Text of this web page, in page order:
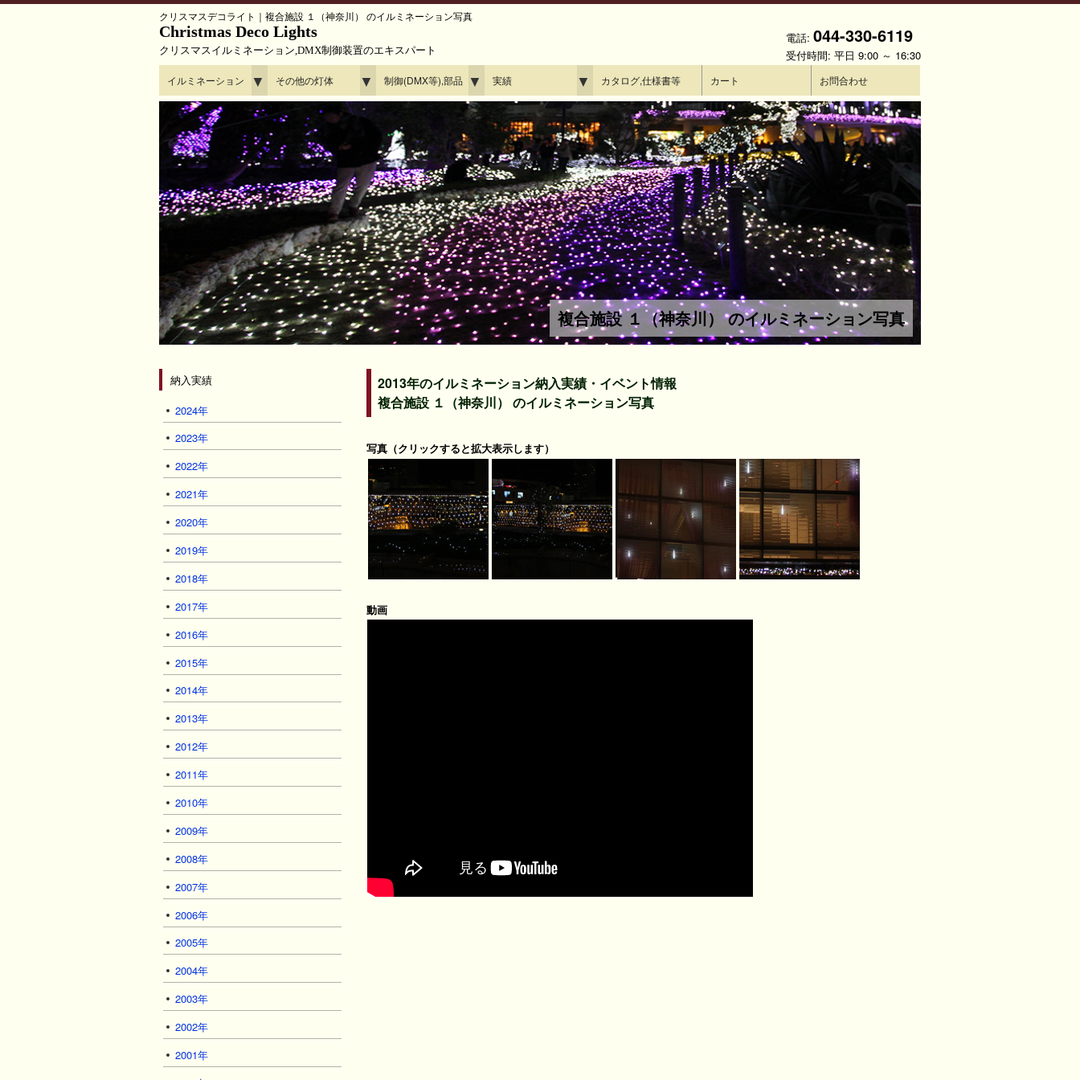
クリスマスデコライト｜複合施設 １（神奈川） のイルミネーション写真
Christmas Deco Lights
クリスマスイルミネーション,DMX制御装置のエキスパート
電話: 044-330-6119
受付時間: 平日 9:00 ～ 16:30
イルミネーション ▼ その他の灯体 ▼ 制御(DMX等),部品 ▼ 実績 ▼ カタログ,仕様書等 カート お問合わせ
複合施設 １（神奈川） のイルミネーション写真
2013年のイルミネーション納入実績・イベント情報
複合施設 １（神奈川） のイルミネーション写真
写真（クリックすると拡大表示します）
動画
納入実績
2024年
2023年
2022年
2021年
2020年
2019年
2018年
2017年
2016年
2015年
2014年
2013年
2012年
2011年
2010年
2009年
2008年
2007年
2006年
2005年
2004年
2003年
2002年
2001年